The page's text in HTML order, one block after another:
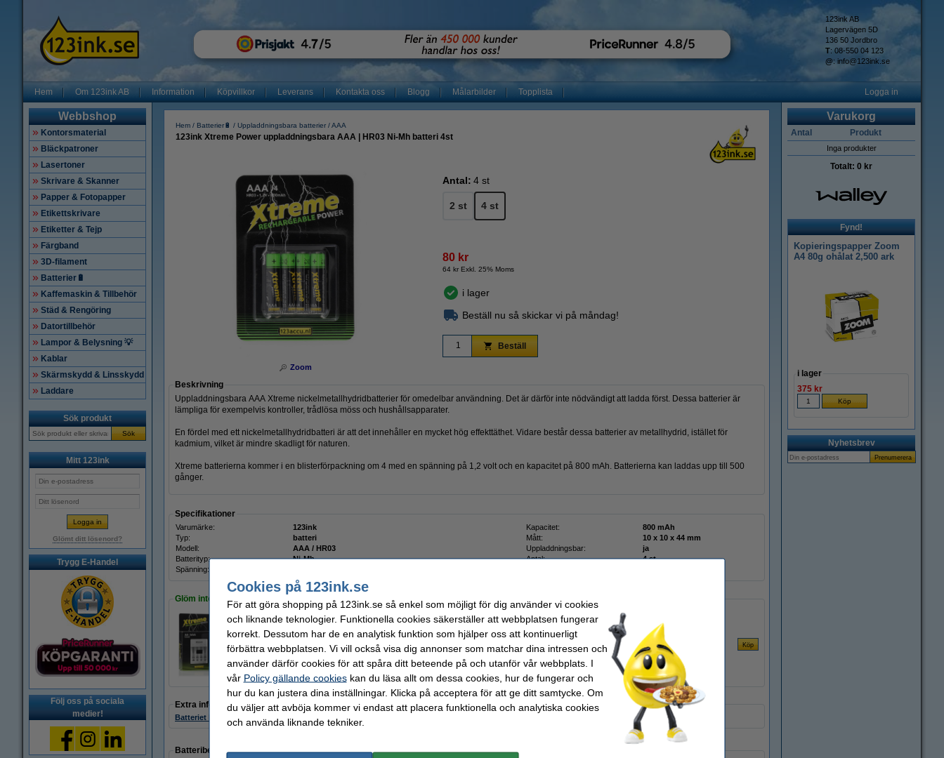
123ink AB
Lagervägen 5D
136 50 Jordbro
T: 08-550 04 123
@: info@123ink.se
Hem Om 123ink AB Information Köpvillkor Leverans Kontakta oss Blogg Målarbilder Topplista Logga in
Webbshop
Kontorsmaterial
Bläckpatroner
Lasertoner
Skrivare & Skanner
Papper & Fotopapper
Etikettskrivare
Etiketter & Tejp
Färgband
3D-filament
Batterier🔋
Kaffemaskin & Tillbehör
Städ & Rengöring
Datortillbehör
Lampor & Belysning 💡
Kablar
Skärmskydd & Linsskydd
Laddare
Sök produkt
Sök
Mitt 123ink
Glömt ditt lösenord?
Trygg E-Handel
Följ oss på sociala
medier!
Hem Batterier🔋 Uppladdningsbara batterier AAA
123ink Xtreme Power uppladdningsbara AAA | HR03 Ni-Mh batteri 4st
Zoom
Antal: 4 st
2 st 4 st
80 kr
64 kr Exkl. 25% Moms
i lager
Beställ nu så skickar vi på måndag!
Beställ
Beskrivning
Uppladdningsbara AAA Xtreme nickelmetallhydridbatterier för omedelbar användning. Det är därför inte nödvändigt att ladda först. Dessa batterier är
lämpliga för exempelvis kontroller, trådlösa möss och hushållsapparater.
En fördel med ett nickelmetallhydridbatteri är att det innehåller en mycket hög effekttäthet. Vidare består dessa batterier av metallhydrid, istället för
kadmium, vilket är mindre skadligt för naturen.
Xtreme batterierna kommer i en blisterförpackning om 4 med en spänning på 1,2 volt och en kapacitet på 800 mAh. Batterierna kan laddas upp till 500
gånger.
Specifikationer
Varumärke: 123ink Kapacitet:
800 mAh
Typ:
batteri Mått:
10 x 10 x 44 mm
Modell:
AAA / HR03 Uppladdningsbar:
ja
Batterityp:
Ni-Mh Antal:
4 st
Spänning:
Glöm inte att beställa!
123ink Xtreme Power batteriladdare AA/HR6 | AAA/HR03 laddare
80 kr
Extra information
Batteriet benämns även som:
Batteribenämning:
Varukorg
Antal Produkt
Inga produkter
Totalt: 0 kr
Fynd!
Kopieringspapper Zoom
A4 80g ohålat 2,500 ark
i lager
375 kr
Nyhetsbrev
Cookies på 123ink.se
För att göra shopping på 123ink.se så enkel som möjligt för dig använder vi cookies
och liknande teknologier. Funktionella cookies säkerställer att webbplatsen fungerar
korrekt. Dessutom har de en analytisk funktion som hjälper oss att kontinuerligt
förbättra webbplatsen. Vi vill också visa dig annonser som matchar dina intressen och
använder därför cookies för att spåra ditt beteende på och utanför vår webbplats. I
vår Policy gällande cookieskan du läsa allt om dessa cookies, hur de fungerar och
hur du kan justera dina inställningar. Klicka på acceptera för att ge ditt samtycke. Om
du väljer att avböja kommer vi endast att placera funktionella och analytiska cookies
och använda liknande tekniker.